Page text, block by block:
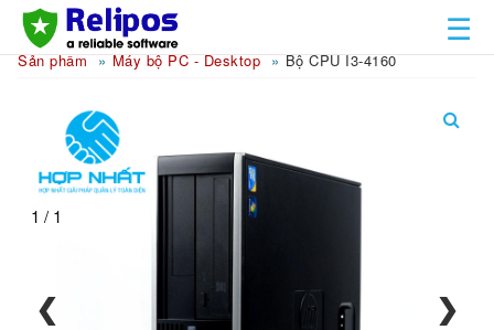
☰
Sản phẩm Máy bộ PC - Desktop Bộ CPU I3-4160
1 / 1
❮ ❯